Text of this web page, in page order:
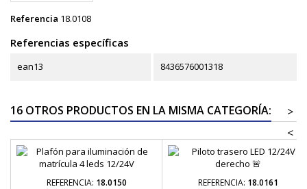
Referencia 18.0108
Referencias específicas
ean13 8436576001318
16 OTROS PRODUCTOS EN LA MISMA CATEGORÍA:
>
<
REFERENCIA: 18.0150 REFERENCIA: 18.0161